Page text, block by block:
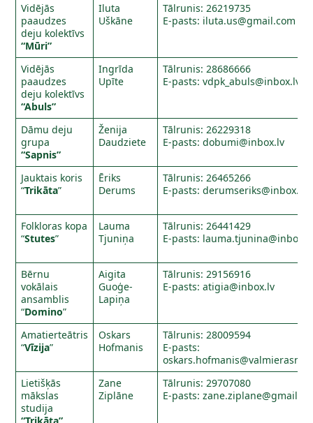
Vidējās
paaudzes
deju kolektīvs
“Mūri”
Iluta
Uškāne
Tālrunis: 26219735
E-pasts: iluta.us@gmail.com
Vidējās
paaudzes
deju kolektīvs
“Abuls”
Ingrīda
Upīte
Tālrunis: 28686666
E-pasts:vdpk_abuls@inbox.lv
Dāmu deju
grupa
“Sapnis”
Ženija
Daudziete
Tālrunis: 26229318
E-pasts:dobumi@inbox.lv
Jauktais koris
“Trikāta”
Ēriks
Derums
Tālrunis: 26465266
E-pasts:derumseriks@inbox.lv
Folkloras kopa
“Stutes”
Lauma
Tjuniņa
Tālrunis: 26441429
E-pasts:
Bērnu
vokālais
ansamblis
“Domino”
Aigita
Guoģe-
Lapiņa
Tālrunis: 29156916
E-pasts:atigia@inbox.lv
Amatierteātris
“Vīzija”
Oskars
Hofmanis
Tālrunis: 28009594
E-pasts:
Lietišķās
mākslas
studija
“Trikāta”
Zane
Ziplāne
Tālrunis: 29707080
E-pasts: